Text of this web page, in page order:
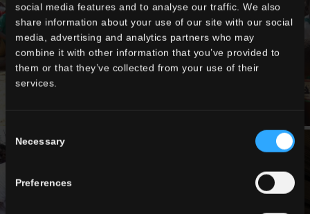
social media features and to analyse our traffic. We also
share information about your use of our site with our social
media, advertising and analytics partners who may
combine it with other information that you’ve provided to
them or that they’ve collected from your use of their
services.
Selection
Necessary
Preferences